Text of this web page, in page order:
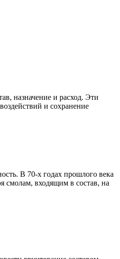
назначение и расход. Эти
и сохранение
В 70-х годах прошлого века
смолам, входящим в состав, на